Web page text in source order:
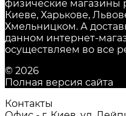
физические магазины
Киеве, Харькове,
Хмельницком. А
данном интернет-
осуществляем во все
© 2026
Полная версия сайта
Контакты